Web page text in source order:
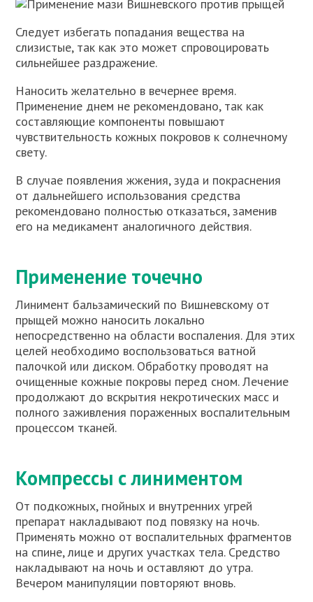
Следует избегать попадания вещества на
слизистые, так как это может спровоцировать
сильнейшее раздражение.
Наносить желательно в вечернее время.
Применение днем не рекомендовано, так как
составляющие компоненты повышают
чувствительность кожных покровов к солнечному
свету.
В случае появления жжения, зуда и покраснения
от дальнейшего использования средства
рекомендовано полностью отказаться, заменив
его на медикамент аналогичного действия.
Применение точечно
Линимент бальзамический по Вишневскому от
прыщей можно наносить локально
непосредственно на области воспаления. Для этих
целей необходимо воспользоваться ватной
палочкой или диском. Обработку проводят на
очищенные кожные покровы перед сном. Лечение
продолжают до вскрытия некротических масс и
полного заживления пораженных воспалительным
процессом тканей.
Компрессы с линиментом
От подкожных, гнойных и внутренних угрей
препарат накладывают под повязку на ночь.
Применять можно от воспалительных фрагментов
на спине, лице и других участках тела. Средство
накладывают на ночь и оставляют до утра.
Вечером манипуляции повторяют вновь.